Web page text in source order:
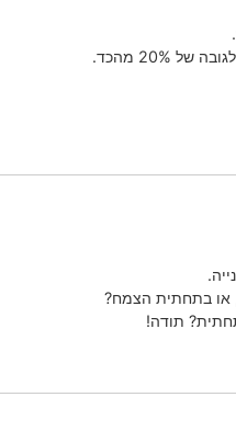
מהכד.
או בתחתית הצמח?
תודה!